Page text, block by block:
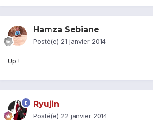
Hamza Sebiane
Posté(e) 21 janvier 2014
Up !
Ryujin
Posté(e) 22 janvier 2014